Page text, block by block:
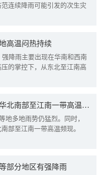
连续降雨可能引发的次生灾
高温闷热持续
降雨主要出现在华南和西南
的掌控下，从东北至江南高
四川陕西等地需警惕降雨叠加致灾 华北南部至江南一带高温频现
地多地雨势仍猛烈。同时，
部至江南一带高温频现。
部分地区有强降雨